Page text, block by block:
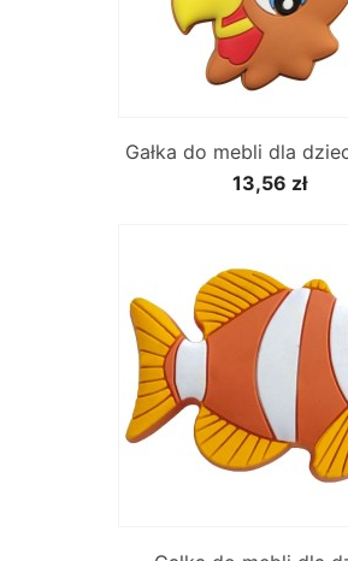
Gałka do mebli dla
13,56 zł